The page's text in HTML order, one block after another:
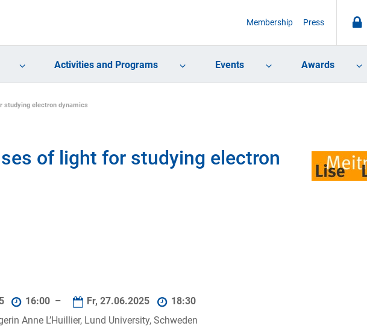
Membership Press
Activities and Programs Events Awards
studying electron dynamics
of light for studying electron
16:00 – Fr, 27.06.2025
18:30
Anne L’Huillier, Lund University, Schweden